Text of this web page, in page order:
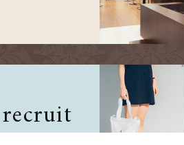
recruit
採用情報